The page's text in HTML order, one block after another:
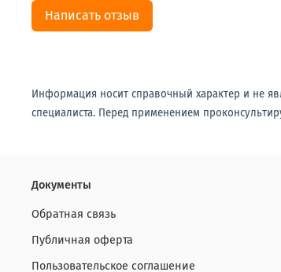
Написать отзыв
Информация носит справочный характер и не
специалиста. Перед применением
Документы
Обратная связь
Публичная оферта
Пользовательское соглашение